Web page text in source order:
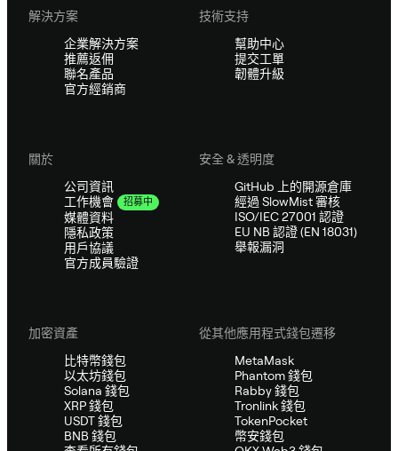
解決方案
企業解決方案
推薦返佣
聯名產品
官方經銷商
技術支持
幫助中心
提交工單
韌體升級
關於
公司資訊
工作機會
招募中
媒體資料
隱私政策
用戶協議
官方成員驗證
安全 & 透明度
GitHub 上的開源倉庫
經過 SlowMist 審核
ISO/IEC 27001 認證
EU NB 認證 (EN 18031)
舉報漏洞
加密資產
比特幣錢包
以太坊錢包
Solana 錢包
XRP 錢包
USDT 錢包
BNB 錢包
從其他應用程式錢包遷移
MetaMask
Phantom 錢包
Rabby 錢包
Tronlink 錢包
TokenPocket
幣安錢包